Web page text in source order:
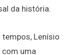
da história.
Lenísio
com uma